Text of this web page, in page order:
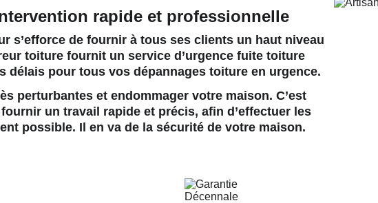
rapide et professionnelle
s’efforce de fournir à tous ses clients un haut niveau
toiture fournit un service d’urgence fuite toiture
délais pour tous vos dépannages toiture en urgence.
perturbantes et endommager votre maison. C’est
un travail rapide et précis, afin d’effectuer les
possible. Il en va de la sécurité de votre maison.